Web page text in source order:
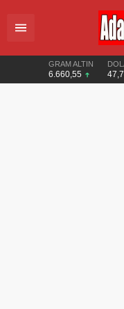
GRAM ALTIN
6.660,55